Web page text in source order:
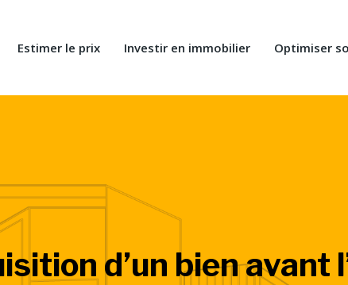
Estimer le prix Investir en immobilier Optimiser
d’un bien avant